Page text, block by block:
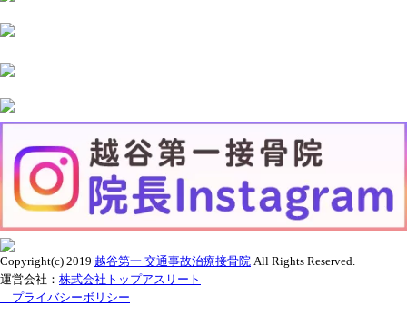
Copyright(c) 2019 越谷第一 交通事故治療接骨院 All Rights Reserved.
運営会社： 株式会社トップアスリート
プライバシーボリシー